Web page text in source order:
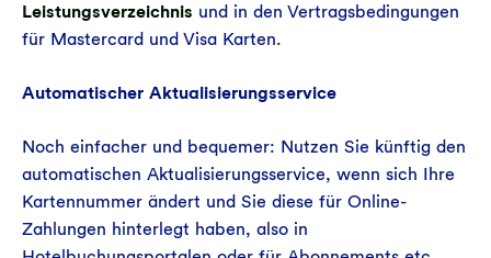
Leistungsverzeichnis und in den Vertragsbedingungen
für Mastercard und Visa Karten.
Automatischer Aktualisierungsservice
Noch einfacher und bequemer: Nutzen Sie künftig den
automatischen Aktualisierungsservice, wenn sich Ihre
Kartennummer ändert und Sie diese für Online-
Zahlungen hinterlegt haben, also in